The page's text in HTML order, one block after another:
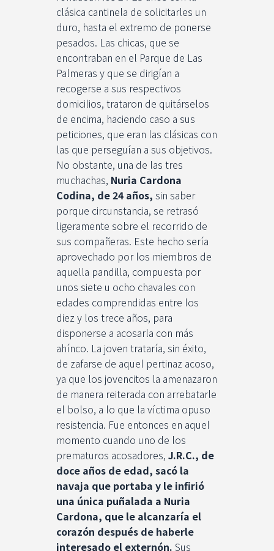
clásica cantinela de solicitarles un
duro, hasta el extremo de ponerse
pesados. Las chicas, que se
encontraban en el Parque de Las
Palmeras y que se dirigían a
recogerse a sus respectivos
domicilios, trataron de quitárselos
de encima, haciendo caso a sus
peticiones, que eran las clásicas con
las que perseguían a sus objetivos.
No obstante, una de las tres
muchachas, Nuria Cardona
Codina, de 24 años, sin saber
porque circunstancia, se retrasó
ligeramente sobre el recorrido de
sus compañeras. Este hecho sería
aprovechado por los miembros de
aquella pandilla, compuesta por
unos siete u ocho chavales con
edades comprendidas entre los
diez y los trece años, para
disponerse a acosarla con más
ahínco. La joven trataría, sin éxito,
de zafarse de aquel pertinaz acoso,
ya que los jovencitos la amenazaron
de manera reiterada con arrebatarle
el bolso, a lo que la víctima opuso
resistencia. Fue entonces en aquel
momento cuando uno de los
prematuros acosadores, J.R.C., de
doce años de edad, sacó la
navaja que portaba y le infirió
una única puñalada a Nuria
Cardona, que le alcanzaría el
corazón después de haberle
interesado el externón. Sus